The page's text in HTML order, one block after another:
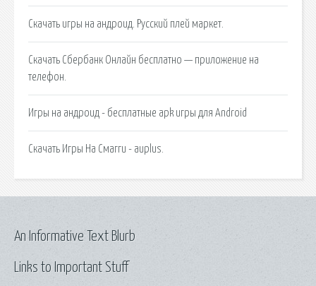
Скачать игры на андроид. Русский плей маркет.
Скачать Сбербанк Онлайн бесплатно — приложение на
телефон.
Игры на андроид - бесплатные apk игры для Android
Скачать Игры На Смагги - auplus.
Links to Important Stuff
An Informative Text Blurb